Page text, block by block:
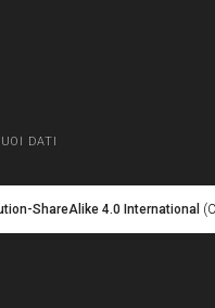
DATI
ShareAlike 4.0 International